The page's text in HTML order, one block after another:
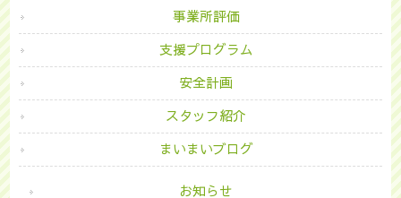
事業所評価
支援プログラム
安全計画
スタッフ紹介
まいまいブログ
お知らせ